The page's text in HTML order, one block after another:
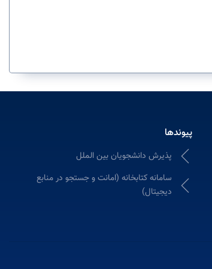
پیوندها
پذیرش دانشجویان بین الملل
سامانه كتابخانه (امانت و جستجو در منابع
دیجیتال)